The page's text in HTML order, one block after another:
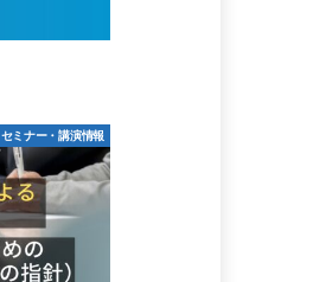
セミナー・講演情報